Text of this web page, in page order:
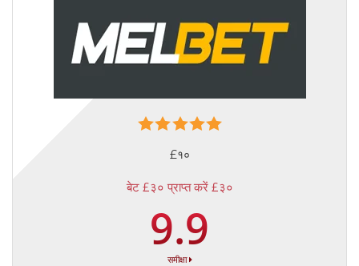
£१०
बेट £३० प्राप्त करें £३०
9.9
समीक्षा